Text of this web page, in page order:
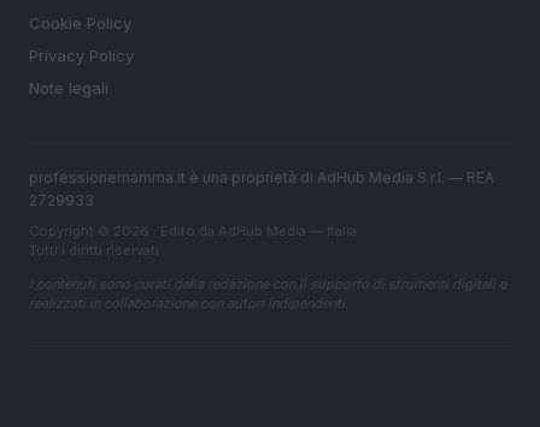
Cookie Policy
Privacy Policy
Note legali
professionemamma.it è una proprietà di AdHub Media S.r.l. — REA
2729933
Copyright © 2026 · Edito da AdHub Media — Italia
Tutti i diritti riservati
I contenuti sono curati dalla redazione con il supporto di strumenti digitali e
realizzati in collaborazione con autori indipendenti.